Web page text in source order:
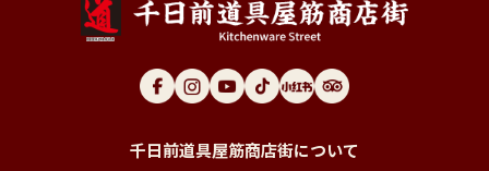
千日前道具屋筋商店街について